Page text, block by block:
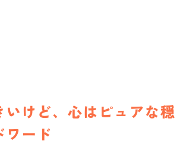
いけど、心はピュアな穏
ワード